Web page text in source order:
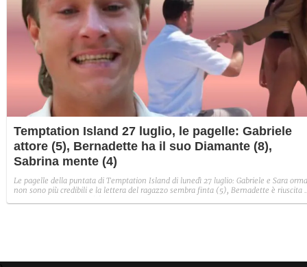
Temptation Island 27 luglio, le pagelle: Gabriele
attore (5), Bernadette ha il suo Diamante (8),
Sabrina mente (4)
Le pagelle della puntata di Temptation Island di lunedì 27 luglio: Gabriele e Sara
non sono più credibili e la lettera del ragazzo sembra finta (5), Bernadette è riuscita